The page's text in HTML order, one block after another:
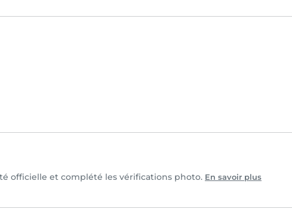
officielle et complété les vérifications photo. En savoir plus